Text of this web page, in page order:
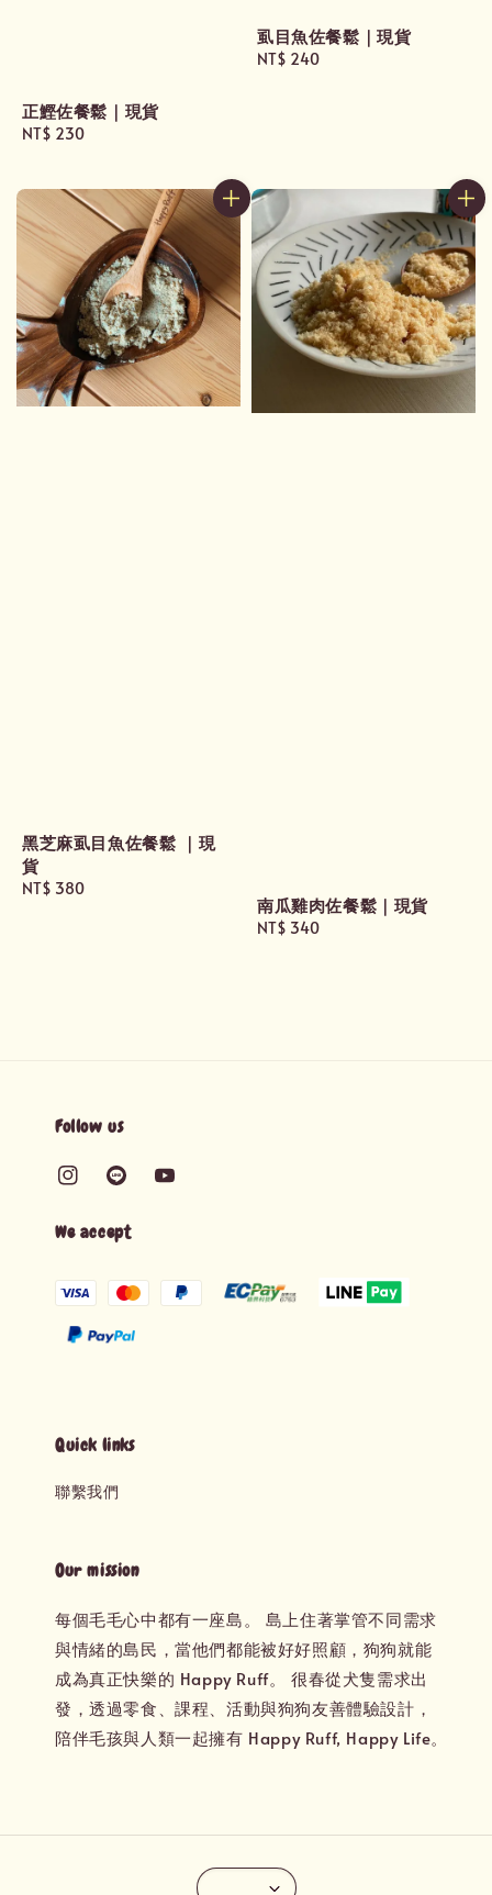
正鰹佐餐鬆｜現貨
Regular
NT$ 230
虱目魚佐餐鬆｜現貨
Regular
NT$ 240
黑芝麻虱目魚佐餐鬆 ｜現
貨
Regular
NT$ 380
南瓜雞肉佐餐鬆｜現貨
Regular
NT$ 340
Follow us
We accept
Quick links
聯繫我們
Our mission
每個毛毛心中都有一座島。 島上住著掌管不同需求
與情緒的島民，當他們都能被好好照顧，狗狗就能
成為真正快樂的 Happy Ruff。 很春從犬隻需求出
發，透過零食、課程、活動與狗狗友善體驗設計，
陪伴毛孩與人類一起擁有 Happy Ruff, Happy Life。